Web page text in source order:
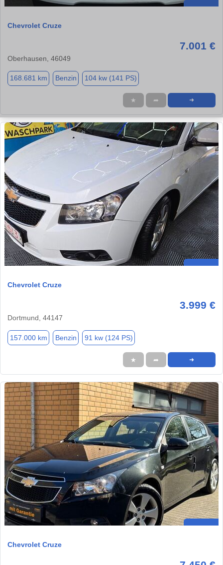
Chevrolet Cruze
7.001 €
Oberhausen, 46049
168.681 km Benzin 104 kw (141 PS)
★ ➦ ➜
Chevrolet Cruze
3.999 €
Dortmund, 44147
157.000 km Benzin 91 kw (124 PS)
★ ➦ ➜
Chevrolet Cruze